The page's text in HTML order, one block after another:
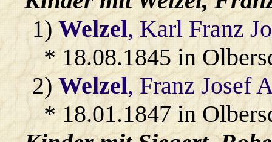
1)Welzel, Karl Franz
* 18.08.1845 in
2)Welzel, Franz Josef
* 18.01.1847 in